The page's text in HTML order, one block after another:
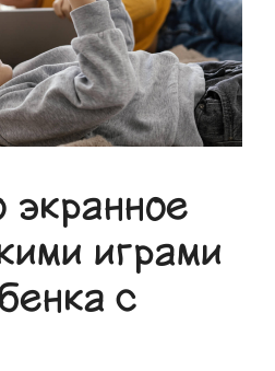
экранное
играми
с